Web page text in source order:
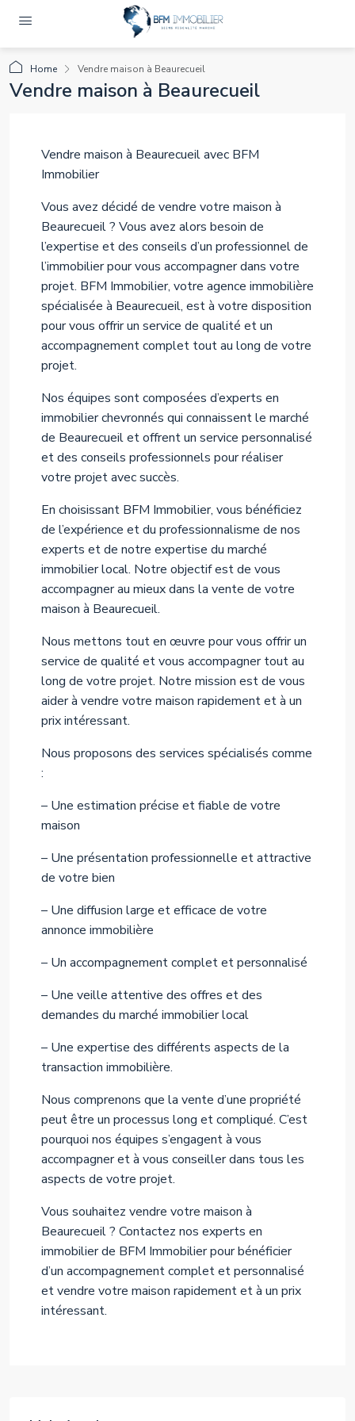
Home Vendre maison à Beaurecueil
Vendre maison à Beaurecueil
Vendre maison à Beaurecueil avec BFM
Immobilier
Vous avez décidé de vendre votre maison à
Beaurecueil ? Vous avez alors besoin de
l’expertise et des conseils d’un professionnel de
l’immobilier pour vous accompagner dans votre
projet. BFM Immobilier, votre agence immobilière
spécialisée à Beaurecueil, est à votre disposition
pour vous offrir un service de qualité et un
accompagnement complet tout au long de votre
projet.
Nos équipes sont composées d’experts en
immobilier chevronnés qui connaissent le marché
de Beaurecueil et offrent un service personnalisé
et des conseils professionnels pour réaliser
votre projet avec succès.
En choisissant BFM Immobilier, vous bénéficiez
de l’expérience et du professionnalisme de nos
experts et de notre expertise du marché
immobilier local. Notre objectif est de vous
accompagner au mieux dans la vente de votre
maison à Beaurecueil.
Nous mettons tout en œuvre pour vous offrir un
service de qualité et vous accompagner tout au
long de votre projet. Notre mission est de vous
aider à vendre votre maison rapidement et à un
prix intéressant.
Nous proposons des services spécialisés comme
:
– Une estimation précise et fiable de votre
maison
– Une présentation professionnelle et attractive
de votre bien
– Une diffusion large et efficace de votre
annonce immobilière
– Un accompagnement complet et personnalisé
– Une veille attentive des offres et des
demandes du marché immobilier local
– Une expertise des différents aspects de la
transaction immobilière.
Nous comprenons que la vente d’une propriété
peut être un processus long et compliqué. C’est
pourquoi nos équipes s’engagent à vous
accompagner et à vous conseiller dans tous les
aspects de votre projet.
Vous souhaitez vendre votre maison à
Beaurecueil ? Contactez nos experts en
immobilier de BFM Immobilier pour bénéficier
d’un accompagnement complet et personnalisé
et vendre votre maison rapidement et à un prix
intéressant.